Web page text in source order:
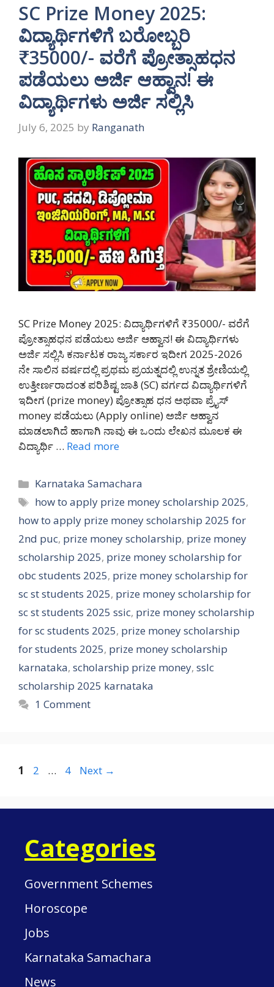
SC Prize Money 2025:
ವಿದ್ಯಾರ್ಥಿಗಳಿಗೆ ಬರೋಬ್ಬರಿ
₹35000/- ವರೆಗೆ ಪ್ರೋತ್ಸಾಹಧನ
ಪಡೆಯಲು ಅರ್ಜಿ ಆಹ್ವಾನ! ಈ
ವಿದ್ಯಾರ್ಥಿಗಳು ಅರ್ಜಿ ಸಲ್ಲಿಸಿ
July 6, 2025 by Ranganath
SC Prize Money 2025: ವಿದ್ಯಾರ್ಥಿಗಳಿಗೆ ₹35000/- ವರೆಗೆ
ಪ್ರೋತ್ಸಾಹಧನ ಪಡೆಯಲು ಅರ್ಜಿ ಆಹ್ವಾನ! ಈ ವಿದ್ಯಾರ್ಥಿಗಳು
ಅರ್ಜಿ ಸಲ್ಲಿಸಿ ಕರ್ನಾಟಕ ರಾಜ್ಯ ಸರ್ಕಾರ ಇದೀಗ 2025-2026
ನೇ ಸಾಲಿನ ವರ್ಷದಲ್ಲಿ ಪ್ರಥಮ ಪ್ರಯತ್ನದಲ್ಲಿ ಉನ್ನತ ಶ್ರೇಣಿಯಲ್ಲಿ
ಉತ್ತೀರ್ಣರಾದಂತ ಪರಿಶಿಷ್ಟ ಜಾತಿ (SC) ವರ್ಗದ ವಿದ್ಯಾರ್ಥಿಗಳಿಗೆ
ಇದೀಗ (prize money) ಪ್ರೋತ್ಸಾಹ ಧನ ಅಥವಾ ಪ್ರೈಸ್
money ಪಡೆಯಲು (Apply online) ಅರ್ಜಿ ಆಹ್ವಾನ
ಮಾಡಲಾಗಿದೆ ಹಾಗಾಗಿ ನಾವು ಈ ಒಂದು ಲೇಖನ ಮೂಲಕ ಈ
ವಿದ್ಯಾರ್ಥಿ … Read more
Categories
Karnataka Samachara
Tags
how to apply prize money scholarship 2025,
how to apply prize money scholarship 2025 for
2nd puc, prize money scholarship, prize money
scholarship 2025, prize money scholarship for
obc students 2025, prize money scholarship for
sc st students 2025, prize money scholarship for
sc st students 2025 ssic, prize money scholarship
for sc students 2025, prize money scholarship
for students 2025, prize money scholarship
karnataka, scholarship prize money, sslc
scholarship 2025 karnataka
1 Comment
Page
1 Page
2 … Page
4 Next →
Categories
Government Schemes
Horoscope
Jobs
Karnataka Samachara
News